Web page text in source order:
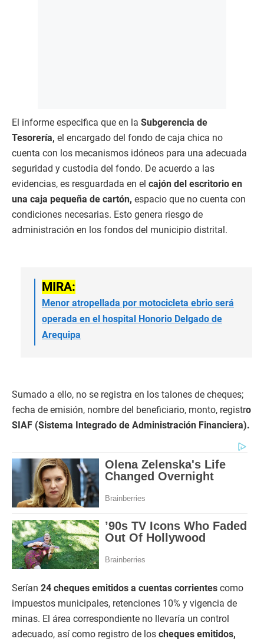
El informe especifica que en la Subgerencia de
Tesorería, el encargado del fondo de caja chica no
cuenta con los mecanismos idóneos para una adecuada
seguridad y custodia del fondo. De acuerdo a las
evidencias, es resguardada en el cajón del escritorio en
una caja pequeña de cartón, espacio que no cuenta con
condiciones necesarias. Esto genera riesgo de
administración en los fondos del municipio distrital.
MIRA:
Menor atropellada por motocicleta ebrio será
operada en el hospital Honorio Delgado de
Arequipa
Sumado a ello, no se registra en los talones de cheques;
fecha de emisión, nombre del beneficiario, monto, registro
SIAF (Sistema Integrado de Administración Financiera).
Serían 24 cheques emitidos a cuentas corrientes como
impuestos municipales, retenciones 10% y vigencia de
minas. El área correspondiente no llevaría un control
adecuado, así como registro de los cheques emitidos,